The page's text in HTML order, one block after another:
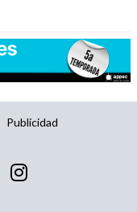
Publicidad